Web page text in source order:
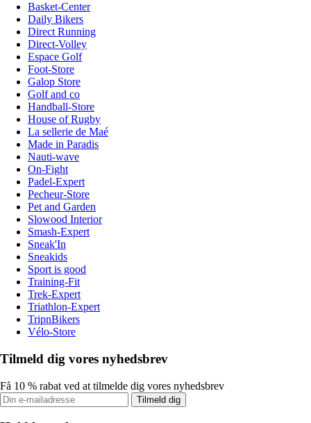
Basket-Center
Daily Bikers
Direct Running
Direct-Volley
Espace Golf
Foot-Store
Galop Store
Golf and co
Handball-Store
House of Rugby
La sellerie de Maé
Made in Paradis
Nauti-wave
On-Fight
Padel-Expert
Pecheur-Store
Pet and Garden
Slowood Interior
Smash-Expert
Sneak'In
Sneakids
Sport is good
Training-Fit
Trek-Expert
Triathlon-Expert
TripnBikers
Vélo-Store
Tilmeld dig vores nyhedsbrev
Få 10 % rabat ved at tilmelde dig vores nyhedsbrev
Tilmeld dig